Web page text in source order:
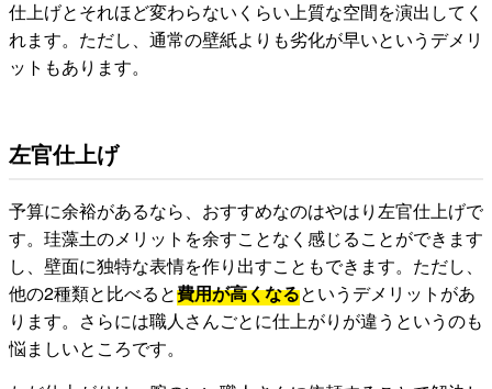
仕上げとそれほど変わらないくらい上質な空間を演出してく
れます。ただし、通常の壁紙よりも劣化が早いというデメリ
ットもあります。
左官仕上げ
予算に余裕があるなら、おすすめなのはやはり左官仕上げで
す。珪藻土のメリットを余すことなく感じることができます
し、壁面に独特な表情を作り出すこともできます。ただし、
他の2種類と比べると費用が高くなるというデメリットがあ
ります。さらには職人さんごとに仕上がりが違うというのも
悩ましいところです。